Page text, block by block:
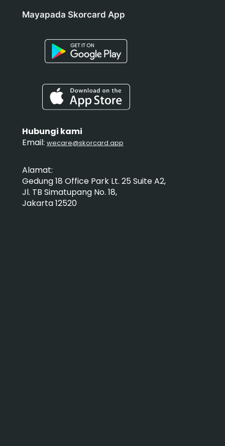
Mayapada Skorcard App
Hubungi kami
Email: wecare@skorcard.app
Alamat:
Gedung 18 Office Park Lt. 25 Suite A2,
Jl. TB Simatupang No. 18,
Jakarta 12520